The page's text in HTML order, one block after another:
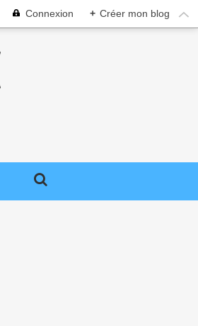
Connexion + Créer mon blog